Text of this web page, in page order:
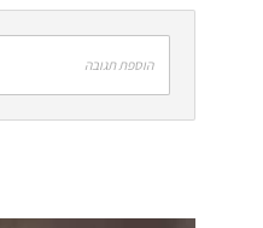
הוספת תגובה